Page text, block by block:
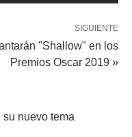
SIGUIENTE
"Shallow" en los
Premios Oscar 2019 »
nuevo tema